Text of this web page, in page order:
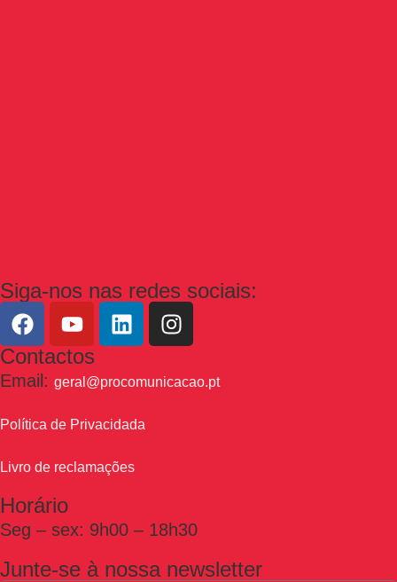
Siga-nos nas redes sociais:
Contactos
Email: geral@procomunicacao.pt
Política de Privacidada
Livro de reclamações
Horário
Seg – sex: 9h00 – 18h30
Junte-se à nossa newsletter